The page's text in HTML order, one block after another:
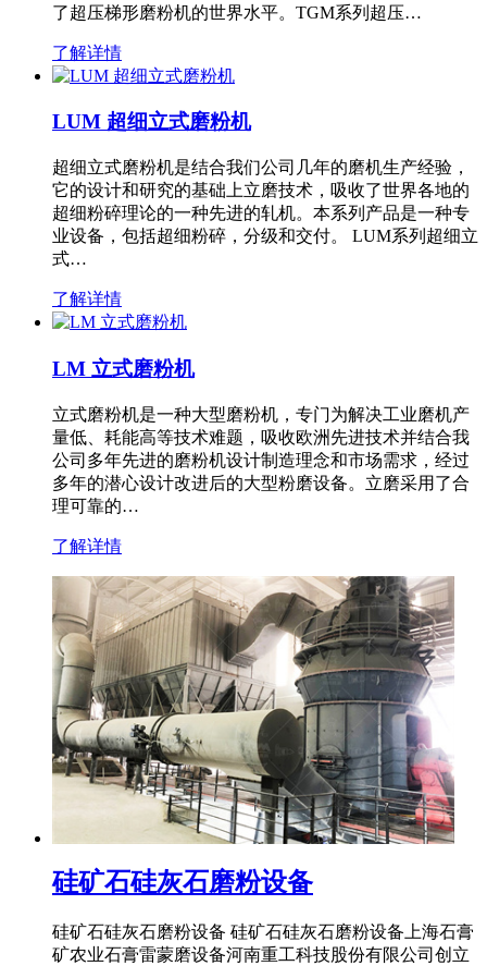
了超压梯形磨粉机的世界水平。TGM系列超压…
了解详情
LUM 超细立式磨粉机
超细立式磨粉机是结合我们公司几年的磨机生产经验，
它的设计和研究的基础上立磨技术，吸收了世界各地的
超细粉碎理论的一种先进的轧机。本系列产品是一种专
业设备，包括超细粉碎，分级和交付。 LUM系列超细立
式…
了解详情
LM 立式磨粉机
立式磨粉机是一种大型磨粉机，专门为解决工业磨机产
量低、耗能高等技术难题，吸收欧洲先进技术并结合我
公司多年先进的磨粉机设计制造理念和市场需求，经过
多年的潜心设计改进后的大型粉磨设备。立磨采用了合
理可靠的…
了解详情
硅矿石硅灰石磨粉设备
硅矿石硅灰石磨粉设备 硅矿石硅灰石磨粉设备上海石膏
矿农业石膏雷蒙磨设备河南重工科技股份有限公司创立